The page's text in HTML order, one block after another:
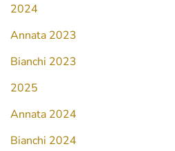
2024
Annata 2023
Bianchi 2023
2025
Annata 2024
Bianchi 2024